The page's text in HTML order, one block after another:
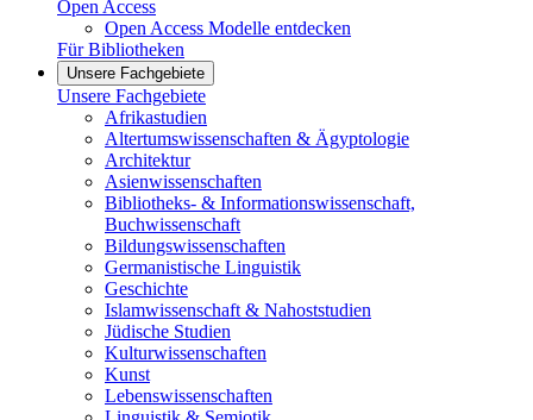
Open Access
Open Access Modelle entdecken
Für Bibliotheken
Unsere Fachgebiete
Unsere Fachgebiete
Afrikastudien
Altertumswissenschaften & Ägyptologie
Architektur
Asienwissenschaften
Bibliotheks- & Informationswissenschaft,
Buchwissenschaft
Bildungswissenschaften
Germanistische Linguistik
Geschichte
Islamwissenschaft & Nahoststudien
Jüdische Studien
Kulturwissenschaften
Kunst
Lebenswissenschaften